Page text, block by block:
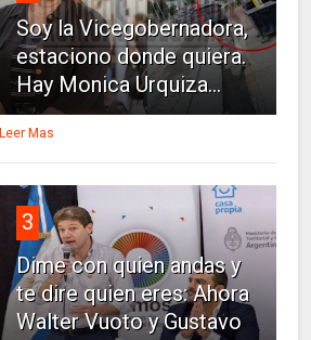
Soy la Vicegobernadora,
estaciono donde quiera.
Hay Monica Urquiza...
Leer Mas
3
Dime con quien andas y
te dire quien eres: Ahora
Walter Vuoto y Gustavo